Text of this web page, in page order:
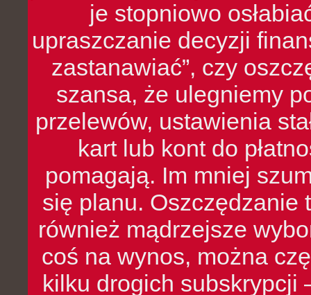
je stopniowo
upraszczanie decyzji
zastanawiać”, czy
szansa, że ulegniemy
przelewów, ustawienia
kart lub kont do
pomagają. Im mniej
się planu. Oszczędzanie
również mądrzejsze
coś na wynos, można
kilku drogich subskrypcji